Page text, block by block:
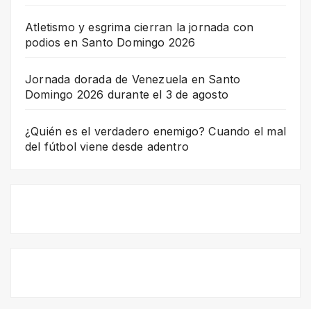
Atletismo y esgrima cierran la jornada con
podios en Santo Domingo 2026
Jornada dorada de Venezuela en Santo
Domingo 2026 durante el 3 de agosto
¿Quién es el verdadero enemigo? Cuando el mal
del fútbol viene desde adentro